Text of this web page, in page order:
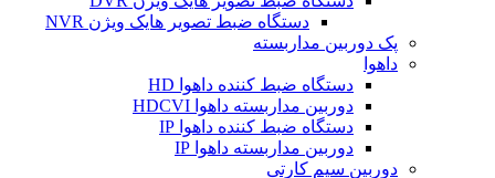
دستگاه ضبط تصویر هایک ویژن NVR
پک دوربین مداربسته
داهوا
دستگاه ضبط کننده داهوا HD
دوربین مداربسته داهوا HDCVI
دستگاه ضبط کننده داهوا IP
دوربین مداربسته داهوا IP
دوربین سیم کارتی